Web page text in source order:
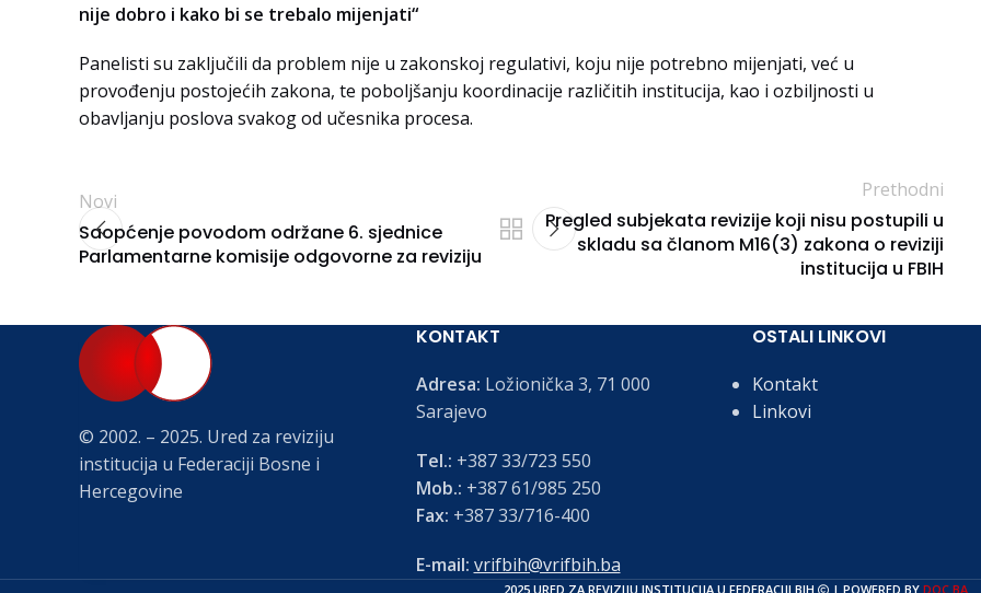
nije dobro i kako bi se trebalo mijenjati“
Panelisti su zaključili da problem nije u zakonskoj regulativi, koju nije potrebno mijenjati, već u
provođenju postojećih zakona, te poboljšanju koordinacije različitih institucija, kao i ozbiljnosti u
obavljanju poslova svakog od učesnika procesa.
Novi
Saopćenje povodom održane 6. sjednice
Parlamentarne komisije odgovorne za reviziju
Prethodni
Pregled subjekata revizije koji nisu postupili u
skladu sa članom M16(3) zakona o reviziji
institucija u FBIH
© 2002. – 2025. Ured za reviziju
institucija u Federaciji Bosne i
Hercegovine
KONTAKT
Adresa: Ložionička 3, 71 000
Sarajevo
Tel.: +387 33/723 550
Mob.: +387 61/985 250
Fax: +387 33/716-400
E-mail: vrifbih@vrifbih.ba
OSTALI LINKOVI
Kontakt
Linkovi
2025 URED ZA REVIZIJU INSTITUCIJA U FEDERACIJI BIH | POWERED BY DOC.BA